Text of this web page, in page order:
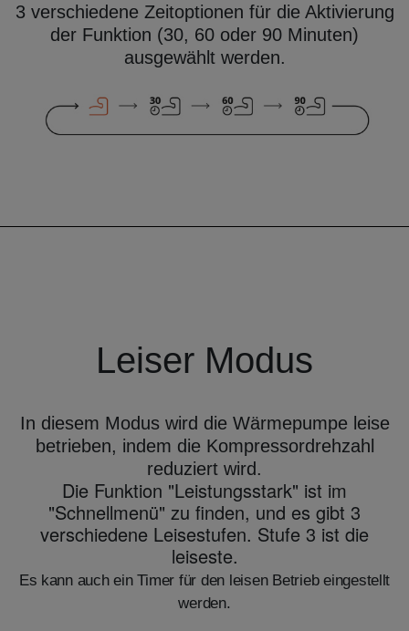
3 verschiedene Zeitoptionen für die Aktivierung
der Funktion (30, 60 oder 90 Minuten)
ausgewählt werden.
Leiser Modus
In diesem Modus wird die Wärmepumpe leise
betrieben, indem die Kompressordrehzahl
reduziert wird.
Die Funktion "Leistungsstark" ist im
"Schnellmenü" zu finden, und es gibt 3
verschiedene Leisestufen. Stufe 3 ist die
leiseste.
Es kann auch ein Timer für den leisen Betrieb eingestellt
werden.